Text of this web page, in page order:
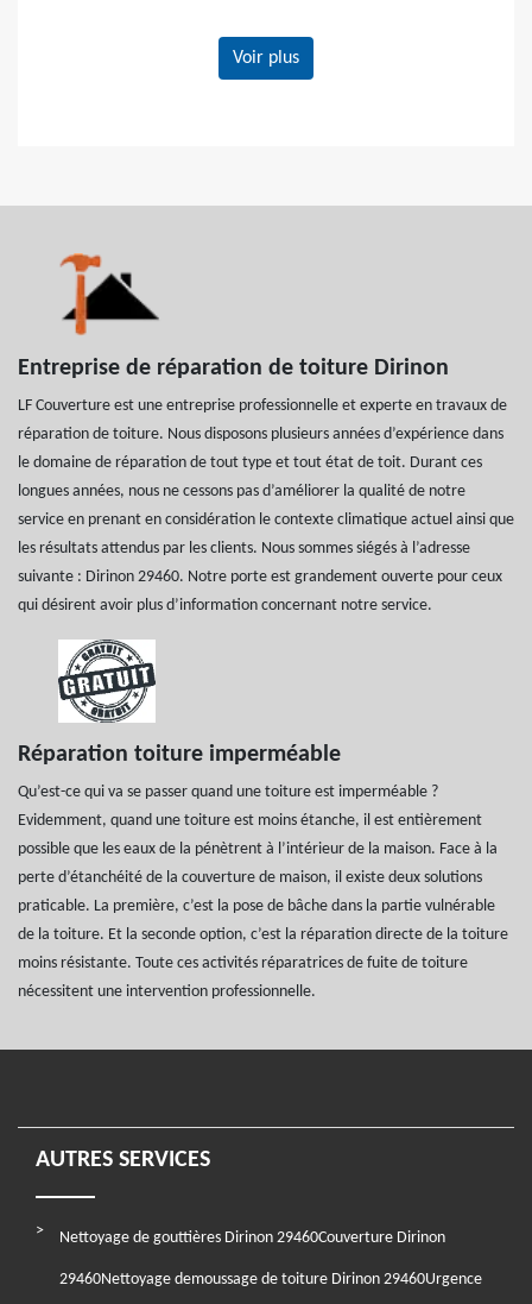
Voir plus
Entreprise de réparation de toiture Dirinon
LF Couverture est une entreprise professionnelle et experte en travaux de
réparation de toiture. Nous disposons plusieurs années d’expérience dans
le domaine de réparation de tout type et tout état de toit. Durant ces
longues années, nous ne cessons pas d’améliorer la qualité de notre
service en prenant en considération le contexte climatique actuel ainsi que
les résultats attendus par les clients. Nous sommes siégés à l’adresse
suivante : Dirinon 29460. Notre porte est grandement ouverte pour ceux
qui désirent avoir plus d’information concernant notre service.
Réparation toiture imperméable
Qu’est-ce qui va se passer quand une toiture est imperméable ?
Evidemment, quand une toiture est moins étanche, il est entièrement
possible que les eaux de la pénètrent à l’intérieur de la maison. Face à la
perte d’étanchéité de la couverture de maison, il existe deux solutions
praticable. La première, c’est la pose de bâche dans la partie vulnérable
de la toiture. Et la seconde option, c’est la réparation directe de la toiture
moins résistante. Toute ces activités réparatrices de fuite de toiture
nécessitent une intervention professionnelle.
AUTRES SERVICES
Nettoyage de gouttières Dirinon 29460Couverture Dirinon
29460Nettoyage demoussage de toiture Dirinon 29460Urgence